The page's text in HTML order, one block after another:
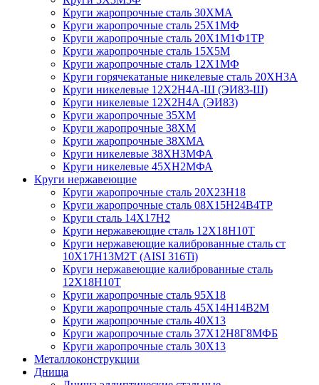
Круги жаропрочные сталь 30ХМА
Круги жаропрочные сталь 25Х1МФ
Круги жаропрочные сталь 20Х1М1Ф1ТР
Круги жаропрочные сталь 15Х5М
Круги жаропрочные сталь 12Х1МФ
Круги горячекатаные никелевые сталь 20ХН3А
Круги никелевые 12Х2Н4А-Ш (ЭИ83-Ш)
Круги никелевые 12Х2Н4А (ЭИ83)
Круги жаропрочные 35ХМ
Круги жаропрочные 38ХМ
Круги жаропрочные 38ХМА
Круги никелевые 38XH3MФА
Круги никелевые 45ХН2МФА
Круги нержавеющие
Круги жаропрочные сталь 20Х23Н18
Круги жаропрочные сталь 08Х15Н24В4ТР
Круги сталь 14Х17Н2
Круги нержавеющие сталь 12Х18Н10Т
Круги нержавеющие калиброванные сталь ст
10Х17Н13М2Т (AISI 316Ti)
Круги нержавеющие калиброванные сталь
12Х18Н10Т
Круги жаропрочные сталь 95Х18
Круги жаропрочные сталь 45Х14Н14В2М
Круги жаропрочные сталь 40Х13
Круги жаропрочные сталь 37Х12Н8Г8МФБ
Круги жаропрочные сталь 30Х13
Металлоконструкции
Днища